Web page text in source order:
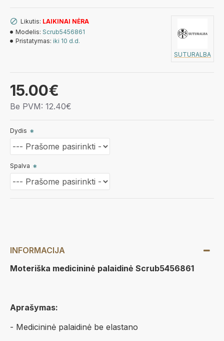
15.00€
Be PVM: 12.40€
Likutis: LAIKINAI NĖRA
Modelis: Scrub5456861
Pristatymas: iki 10 d.d.
SUTURALBA
Dydis
Spalva
INFORMACIJA
Moteriška medicininė palaidinė Scrub5456861
Aprašymas:
- Medicininė palaidinė be elastano